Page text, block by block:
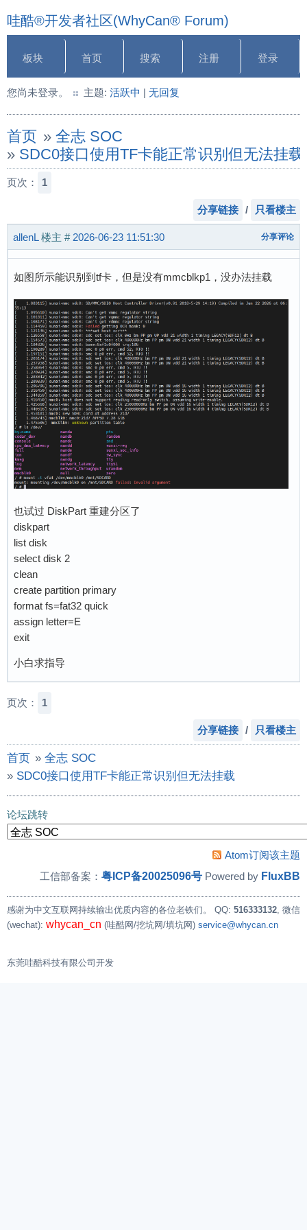
哇酷®开发者社区(WhyCan® Forum)
板块 首页 搜索 注册 登录
您尚未登录。 主题: 活跃中 | 无回复
首页 » 全志 SOC
» SDC0接口使用TF卡能正常识别但无法挂载
页次： 1
分享链接 / 只看楼主
allenL楼主 # 2026-06-23 11:51:30 分享评论
如图所示能识别到tf卡，但是没有mmcblkp1，没办法挂载
也试过 DiskPart 重建分区了
diskpart
list disk
select disk 2
clean
create partition primary
format fs=fat32 quick
assign letter=E
exit
小白求指导
页次： 1
分享链接 / 只看楼主
首页 » 全志 SOC
» SDC0接口使用TF卡能正常识别但无法挂载
论坛跳转
Atom订阅该主题
工信部备案： 粤ICP备20025096号 Powered by FluxBB
感谢为中文互联网持续输出优质内容的各位老铁们。 QQ: 516333132 , 微信
(wechat): whycan_cn (哇酷网/挖坑网/填坑网) service@whycan.cn
东莞哇酷科技有限公司开发